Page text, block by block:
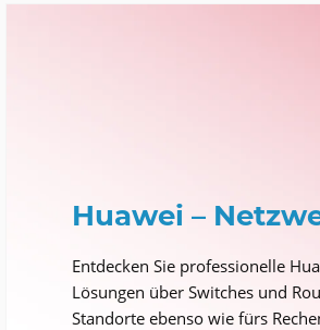
Huawei –
Entdecken Sie professionelle
Lösungen über Switches und
Standorte ebenso wie fürs